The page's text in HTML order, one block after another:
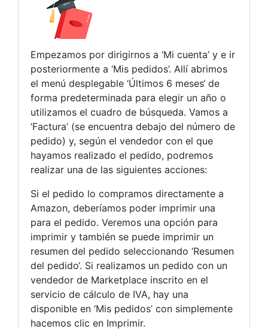
Empezamos por dirigirnos a ‘Mi cuenta’ y e ir
posteriormente a ‘Mis pedidos’. Allí abrimos
el menú desplegable ‘Últimos 6 meses‘ de
forma predeterminada para elegir un año o
utilizamos el cuadro de búsqueda. Vamos a
‘Factura’ (se encuentra debajo del número de
pedido) y, según el vendedor con el que
hayamos realizado el pedido, podremos
realizar una de las siguientes acciones:
Si el pedido lo compramos directamente a
Amazon, deberíamos poder imprimir una
para el pedido. Veremos una opción para
imprimir y también se puede imprimir un
resumen del pedido seleccionando ‘Resumen
del pedido‘. Si realizamos un pedido con un
vendedor de Marketplace inscrito en el
servicio de cálculo de IVA, hay una
disponible en ‘Mis pedidos’ con simplemente
hacemos clic en Imprimir.